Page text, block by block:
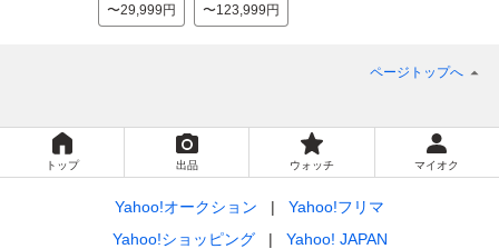
〜29,999円 〜123,999円
ページトップへ
トップ 出品 ウォッチ マイオク
Yahoo!オークション
Yahoo!フリマ
Yahoo!ショッピング
Yahoo! JAPAN